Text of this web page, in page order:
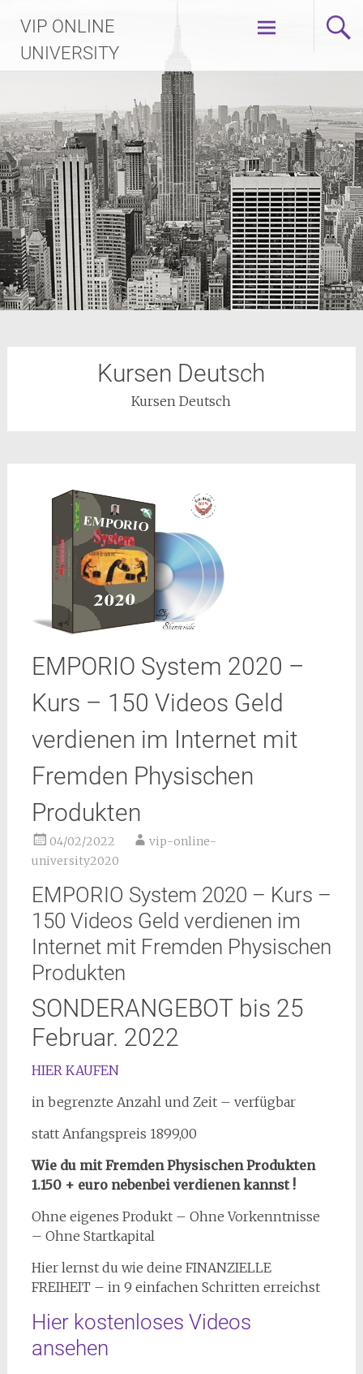
content
VIP ONLINE
UNIVERSITY
Kursen Deutsch
Kursen Deutsch
EMPORIO System 2020 –
Kurs – 150 Videos Geld
verdienen im Internet mit
Fremden Physischen
Produkten
04/02/2022
vip-online-
university2020
EMPORIO System 2020 – Kurs –
150 Videos Geld verdienen im
Internet mit Fremden Physischen
Produkten
SONDERANGEBOT bis 25
Februar. 2022
HIER KAUFEN
in begrenzte Anzahl und Zeit – verfügbar
statt Anfangspreis 1899,00
Wie du mit Fremden Physischen Produkten
1.150 + euro nebenbei verdienen kannst !
Ohne eigenes Produkt – Ohne Vorkenntnisse
– Ohne Startkapital
Hier lernst du wie deine FINANZIELLE
FREIHEIT – in 9 einfachen Schritten erreichst
Hier kostenloses Videos
ansehen